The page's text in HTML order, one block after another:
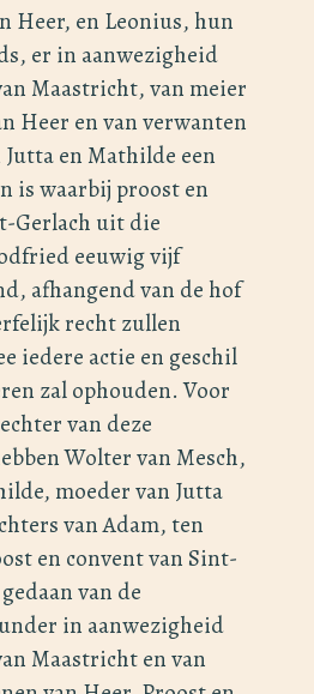
Heer, en Leonius, hun
er in aanwezigheid
Maastricht, van meier
Heer en van verwanten
en Mathilde een
is waarbij proost en
Gerlach uit die
eeuwig vijf
afhangend van de hof
recht zullen
iedere actie en geschil
zal ophouden. Voor
van deze
Wolter van Mesch,
moeder van Jutta
van Adam, ten
en convent van Sint-
van de
in aanwezigheid
Maastricht en van